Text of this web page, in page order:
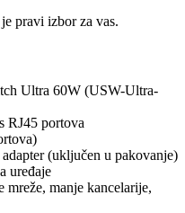
pravi izbor za vas.
Ultra 60W (USW-Ultra-
RJ45 portova
(uključen u pakovanje)
uređaje
mreže, manje kancelarije,